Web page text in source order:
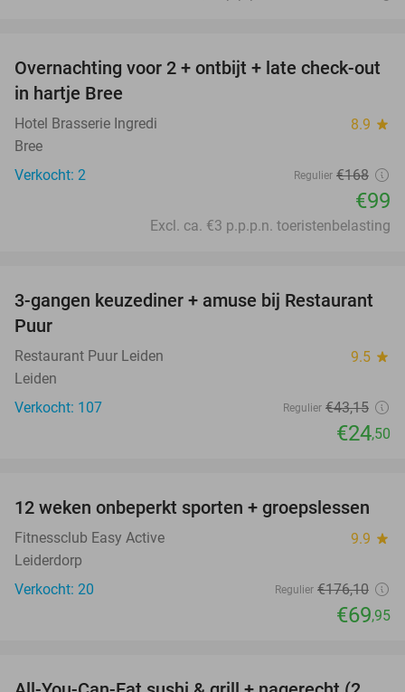
41%
TODAY
Overnachting voor 2 + ontbijt + late check-out
in hartje Bree
Hotel Brasserie Ingredi 8.9 star
Bree
Verkocht: 2
Regulier €168
€99
Excl. ca. €3 p.p.p.n. toeristenbelasting
43%
3-gangen keuzediner + amuse bij Restaurant
Puur
Restaurant Puur Leiden 9.5 star
Leiden
Verkocht: 107
Regulier €43,15
€24,50
60%
12 weken onbeperkt sporten + groepslessen
Fitnessclub Easy Active 9.9 star
Leiderdorp
Verkocht: 20
Regulier €176,10
€69,95